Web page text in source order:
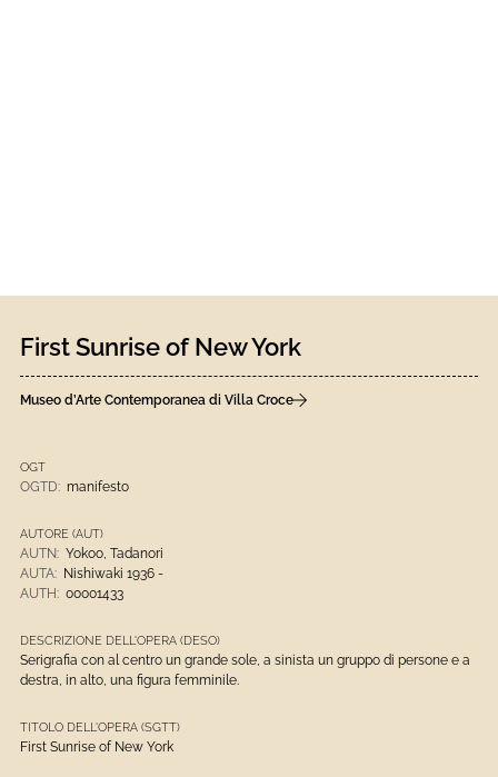
First Sunrise of New York
Museo d’Arte Contemporanea di Villa Croce
OGT
OGTD: manifesto
AUTORE (AUT)
AUTN: Yokoo, Tadanori
AUTA: Nishiwaki 1936 -
AUTH: 00001433
DESCRIZIONE DELL'OPERA (DESO)
Serigrafia con al centro un grande sole, a sinista un gruppo di persone e a
destra, in alto, una figura femminile.
TITOLO DELL'OPERA (SGTT)
First Sunrise of New York